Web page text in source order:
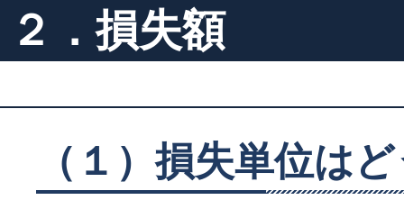
２．損失額
（１）損失単位は